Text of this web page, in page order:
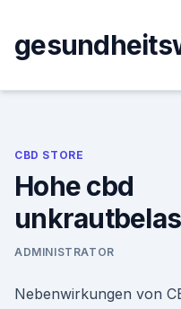
content
CBD STORE
Hohe cbd
ADMINISTRATOR
Nebenwirkungen von